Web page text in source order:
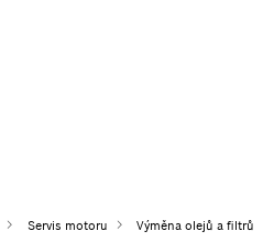
Servis motoru Výměna olejů a filtrů